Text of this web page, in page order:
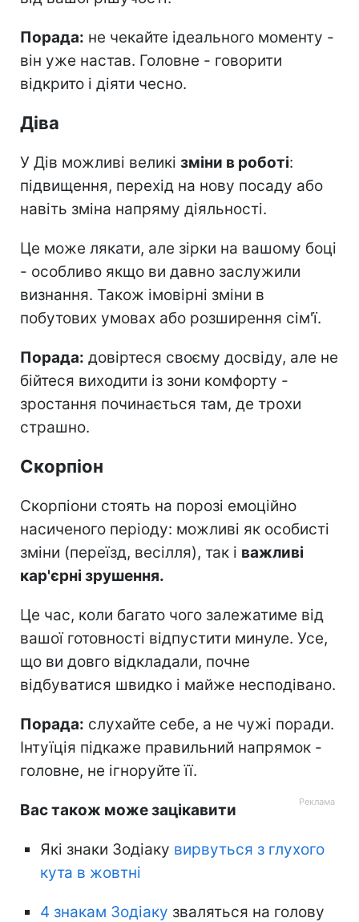
Порада: не чекайте ідеального моменту -
він уже настав. Головне - говорити
відкрито і діяти чесно.
Діва
У Дів можливі великі зміни в роботі:
підвищення, перехід на нову посаду або
навіть зміна напряму діяльності.
Це може лякати, але зірки на вашому боці
- особливо якщо ви давно заслужили
визнання. Також імовірні зміни в
побутових умовах або розширення сім'ї.
Порада: довіртеся своєму досвіду, але не
бійтеся виходити із зони комфорту -
зростання починається там, де трохи
страшно.
Скорпіон
Скорпіони стоять на порозі емоційно
насиченого періоду: можливі як особисті
зміни (переїзд, весілля), так і важливі
кар'єрні зрушення.
Це час, коли багато чого залежатиме від
вашої готовності відпустити минуле. Усе,
що ви довго відкладали, почне
відбуватися швидко і майже несподівано.
Порада: слухайте себе, а не чужі поради.
Інтуїція підкаже правильний напрямок -
головне, не ігноруйте її.
Вас також може зацікавити
Які знаки Зодіаку вирвуться з глухого
кута в жовтні
4 знакам Зодіаку зваляться на голову